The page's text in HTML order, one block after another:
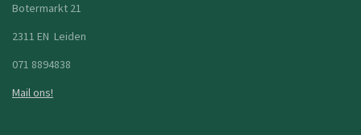
Botermarkt 21
2311 EN Leiden
071 8894838
Mail ons!